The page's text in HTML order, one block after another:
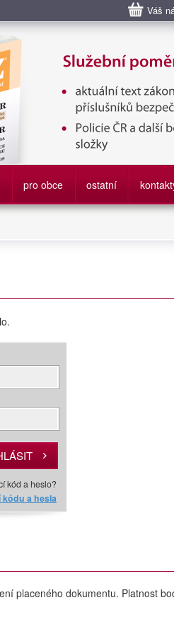
Váš
bezpečnostních sborů, Policie ČR,
služby
pro obce ostatní
kód a heslo?
kódu a hesla
placeného dokumentu. Platnost